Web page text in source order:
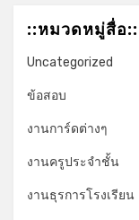
::หมวดหมู่สื่อ::
Uncategorized
ข้อสอบ
งานการ์ดต่างๆ
งานครูประจำชั้น
งานธุรการโรงเรียน